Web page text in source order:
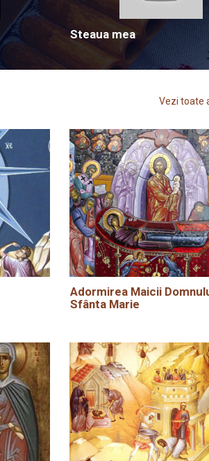
Steaua mea
Vezi toate
Adormirea Maicii
Sfânta Marie